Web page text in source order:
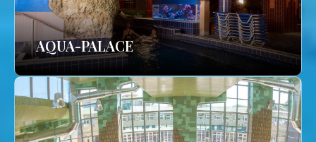
AQUA-PALACE